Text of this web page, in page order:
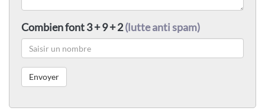
Combien font 3 + 9 + 2(lutte anti spam)